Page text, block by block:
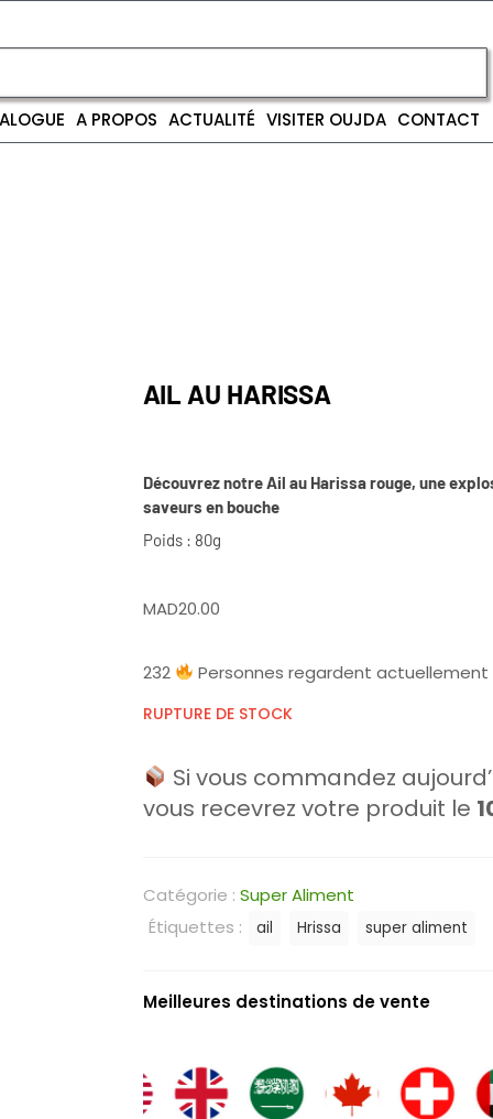
A PROPOS ACTUALITÉ VISITER OUJDA CONTACT
AIL AU HARISSA
Découvrez notre Ail au Harissa rouge, une
saveurs en bouche
Poids : 80g
MAD20.00
232 Personnes regardent
RUPTURE DE STOCK
Si vous commandez
vous recevrez votre produit le
Catégorie : Super Aliment
Étiquettes :
ail Hrissa super aliment
Meilleures destinations de vente